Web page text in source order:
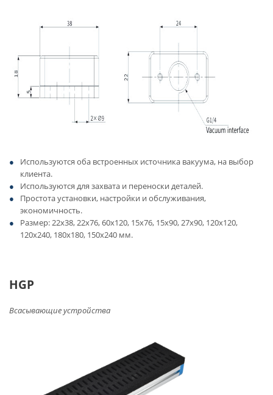
Используются оба встроенных источника вакуума, на выбор
клиента.
Используются для захвата и переноски деталей.
Простота установки, настройки и обслуживания,
экономичность.
Размер: 22х38, 22х76, 60х120, 15х76, 15х90, 27х90, 120х120,
120х240, 180х180, 150х240 мм.
HGP
Всасывающие устройства